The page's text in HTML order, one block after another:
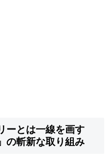
ーとは一線を画す
の斬新な取り組み